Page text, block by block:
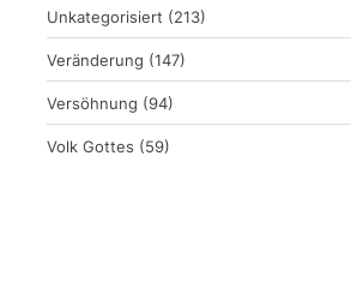
Unkategorisiert (213)
Veränderung (147)
Versöhnung (94)
Volk Gottes (59)